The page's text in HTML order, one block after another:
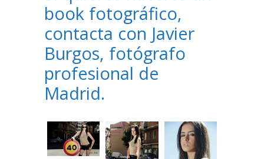
book fotográfico,
contacta con Javier
Burgos, fotógrafo
profesional de
Madrid.